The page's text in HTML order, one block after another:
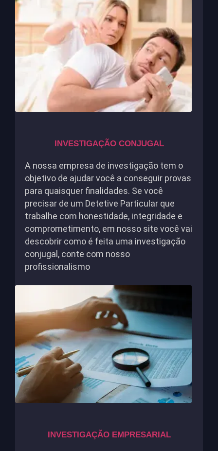
INVESTIGAÇÃO CONJUGAL
A nossa empresa de investigação tem o
objetivo de ajudar você a conseguir provas
para quaisquer finalidades. Se você
precisar de um Detetive Particular que
trabalhe com honestidade, integridade e
comprometimento, em nosso site você vai
descobrir como é feita uma investigação
conjugal, conte com nosso
profissionalismo
INVESTIGAÇÃO EMPRESARIAL